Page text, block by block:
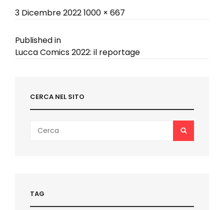
Posted
3 Dicembre 2022Full
1000 × 667
Navigazione
Published in
Lucca Comics 2022: il reportage
CERCA NEL SITO
for:
SEARCH
TAG